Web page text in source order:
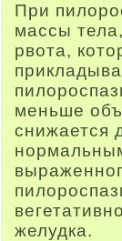
При
массы
рвота,
меньше
снижается
желудка.